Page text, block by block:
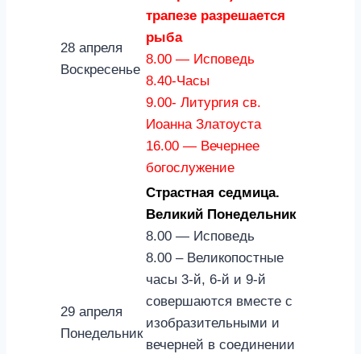
28 апреля
Воскресенье
трапезе разрешается
рыба
8.00 — Исповедь
8.40-Часы
9.00- Литургия св.
Иоанна Златоуста
16.00 — Вечернее
богослужение
29 апреля
Понедельник
Страстная седмица.
Великий Понедельник
8.00 — Исповедь
8.00 – Великопостные
часы 3-й, 6-й и 9-й
совершаются вместе с
изобразительными и
вечерней в соединении